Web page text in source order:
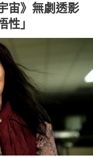
宙》無劇透影
」